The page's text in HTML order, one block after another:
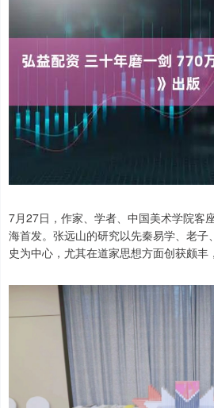
7月27日，作家、学者、中国美术学院客
海首发。张远山的研究以先秦易学、老
史为中心，尤其在道家思想方面创获颇丰